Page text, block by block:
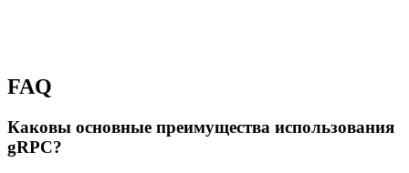
FAQ
Каковы основные преимущества использования
gRPC?